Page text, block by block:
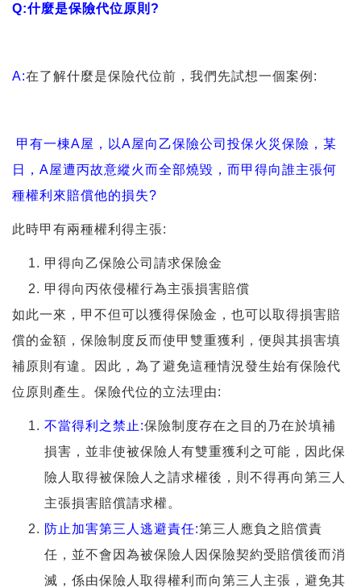
Q:什麼是保險代位原則?
A:在了解什麼是保險代位前，我們先試想一個案例:
甲有一棟A屋，以A屋向乙保險公司投保火災保險，某
日，A屋遭丙故意縱火而全部燒毀，而甲得向誰主張何
種權利來賠償他的損失?
此時甲有兩種權利得主張:
甲得向乙保險公司請求保險金
甲得向丙依侵權行為主張損害賠償
如此一來，甲不但可以獲得保險金，也可以取得損害賠
償的金額，保險制度反而使甲雙重獲利，便與其損害填
補原則有違。因此，為了避免這種情況發生始有保險代
位原則產生。保險代位的立法理由:
不當得利之禁止:保險制度存在之目的乃在於填補
損害，並非使被保險人有雙重獲利之可能，因此保
險人取得被保險人之請求權後，則不得再向第三人
主張損害賠償請求權。
防止加害第三人逃避責任:第三人應負之賠償責
任，並不會因為被保險人因保險契約受賠償後而消
滅，係由保險人取得權利而向第三人主張，避免其